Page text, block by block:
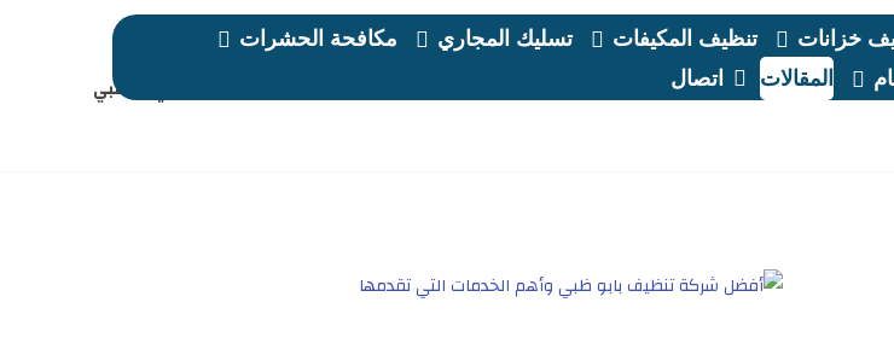
خزانات تنظيف المكيفات تسليك المجاري
مكافحة الحشرات
المقالات اتصال تنظيف منازل في ابوظبي